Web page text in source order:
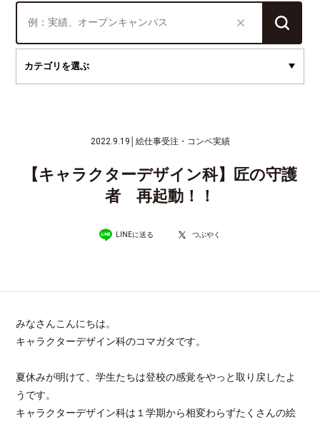
2022.9.19 絵仕事受注・コンペ実績
【キャラクターデザイン科】匠の守護
者 再起動！！
LINEに送る つぶやく
みなさんこんにちは。
キャラクターデザイン科のコマガタです。
夏休みが明けて、学生たちは登校の感覚をやっと取り戻したよ
うです。
キャラクターデザイン科は１学期から相変わらずたくさんの絵